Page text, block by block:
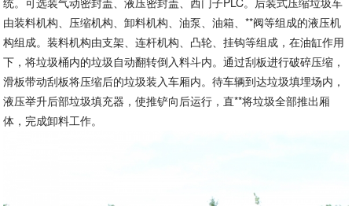
由装料机构、压缩机构、卸料机构、油泵、油箱、**阀等组成的液压机
构组成。装料机构由支架、连杆机构、凸轮、挂钩等组成，在油缸作用
下，将垃圾桶内的垃圾自动翻转倒入料斗内。通过刮板进行破碎压缩，
滑板带动刮板将压缩后的垃圾装入车厢内。待车辆到达垃圾填埋场内，
液压举升后部垃圾填充器，使推铲向后运行，直**将垃圾全部推出厢
体，完成卸料工作。